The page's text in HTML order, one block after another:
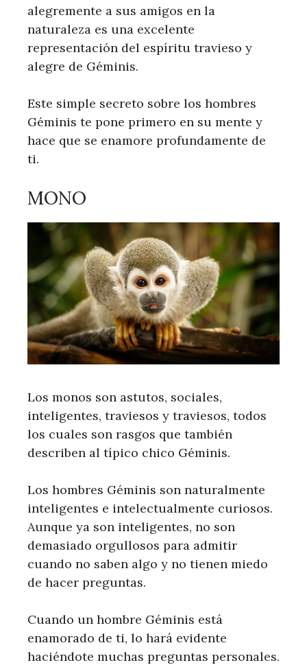
alegremente a sus amigos en la
naturaleza es una excelente
representación del espíritu travieso y
alegre de Géminis.
Este simple secreto sobre los hombres
Géminis te pone primero en su mente y
hace que se enamore profundamente de
ti.
MONO
Los monos son astutos, sociales,
inteligentes, traviesos y traviesos, todos
los cuales son rasgos que también
describen al típico chico Géminis.
Los hombres Géminis son naturalmente
inteligentes e intelectualmente curiosos.
Aunque ya son inteligentes, no son
demasiado orgullosos para admitir
cuando no saben algo y no tienen miedo
de hacer preguntas.
Cuando un hombre Géminis está
enamorado de ti, lo hará evidente
haciéndote muchas preguntas personales.